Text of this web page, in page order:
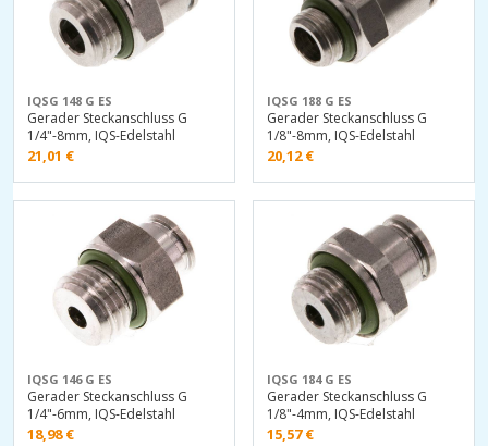
IQSG 148 G ES
Gerader Steckanschluss G
1/4"-8mm, IQS-Edelstahl
21,01 €
IQSG 188 G ES
Gerader Steckanschluss G
1/8"-8mm, IQS-Edelstahl
20,12€
IQSG 146 G ES
Gerader Steckanschluss G
1/4"-6mm, IQS-Edelstahl
18,98€
IQSG 184 G ES
Gerader Steckanschluss G
1/8"-4mm, IQS-Edelstahl
15,57€